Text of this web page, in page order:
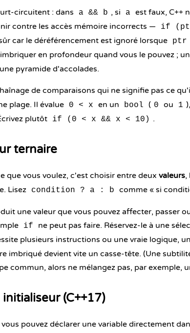
circuitent : dans a && b , si a est faux, C++
contre les accès mémoire incorrects —
if
car le déréférencement est ignoré lorsque ptr
en profondeur quand vous le pouvez ;
pyramide d'accolades.
de comparaisons qui ne signifie pas ce
plage. Il évalue 0 < x en un bool ( 0 ou 1
plutôt
if (0 < x && x < 10) .
ternaire
que vous voulez, c'est choisir entre deux valeurs,
Lisez
condition ? a : b comme « si
une valeur que vous pouvez affecter, passer
if
ne peut pas faire. Réservez-le à une
plusieurs instructions ou une vraie logique, un
imbriqué devient vite un casse-tête. (Une
commun, alors ne mélangez pas, par exemple,
(C++17)
vous pouvez déclarer une variable directement